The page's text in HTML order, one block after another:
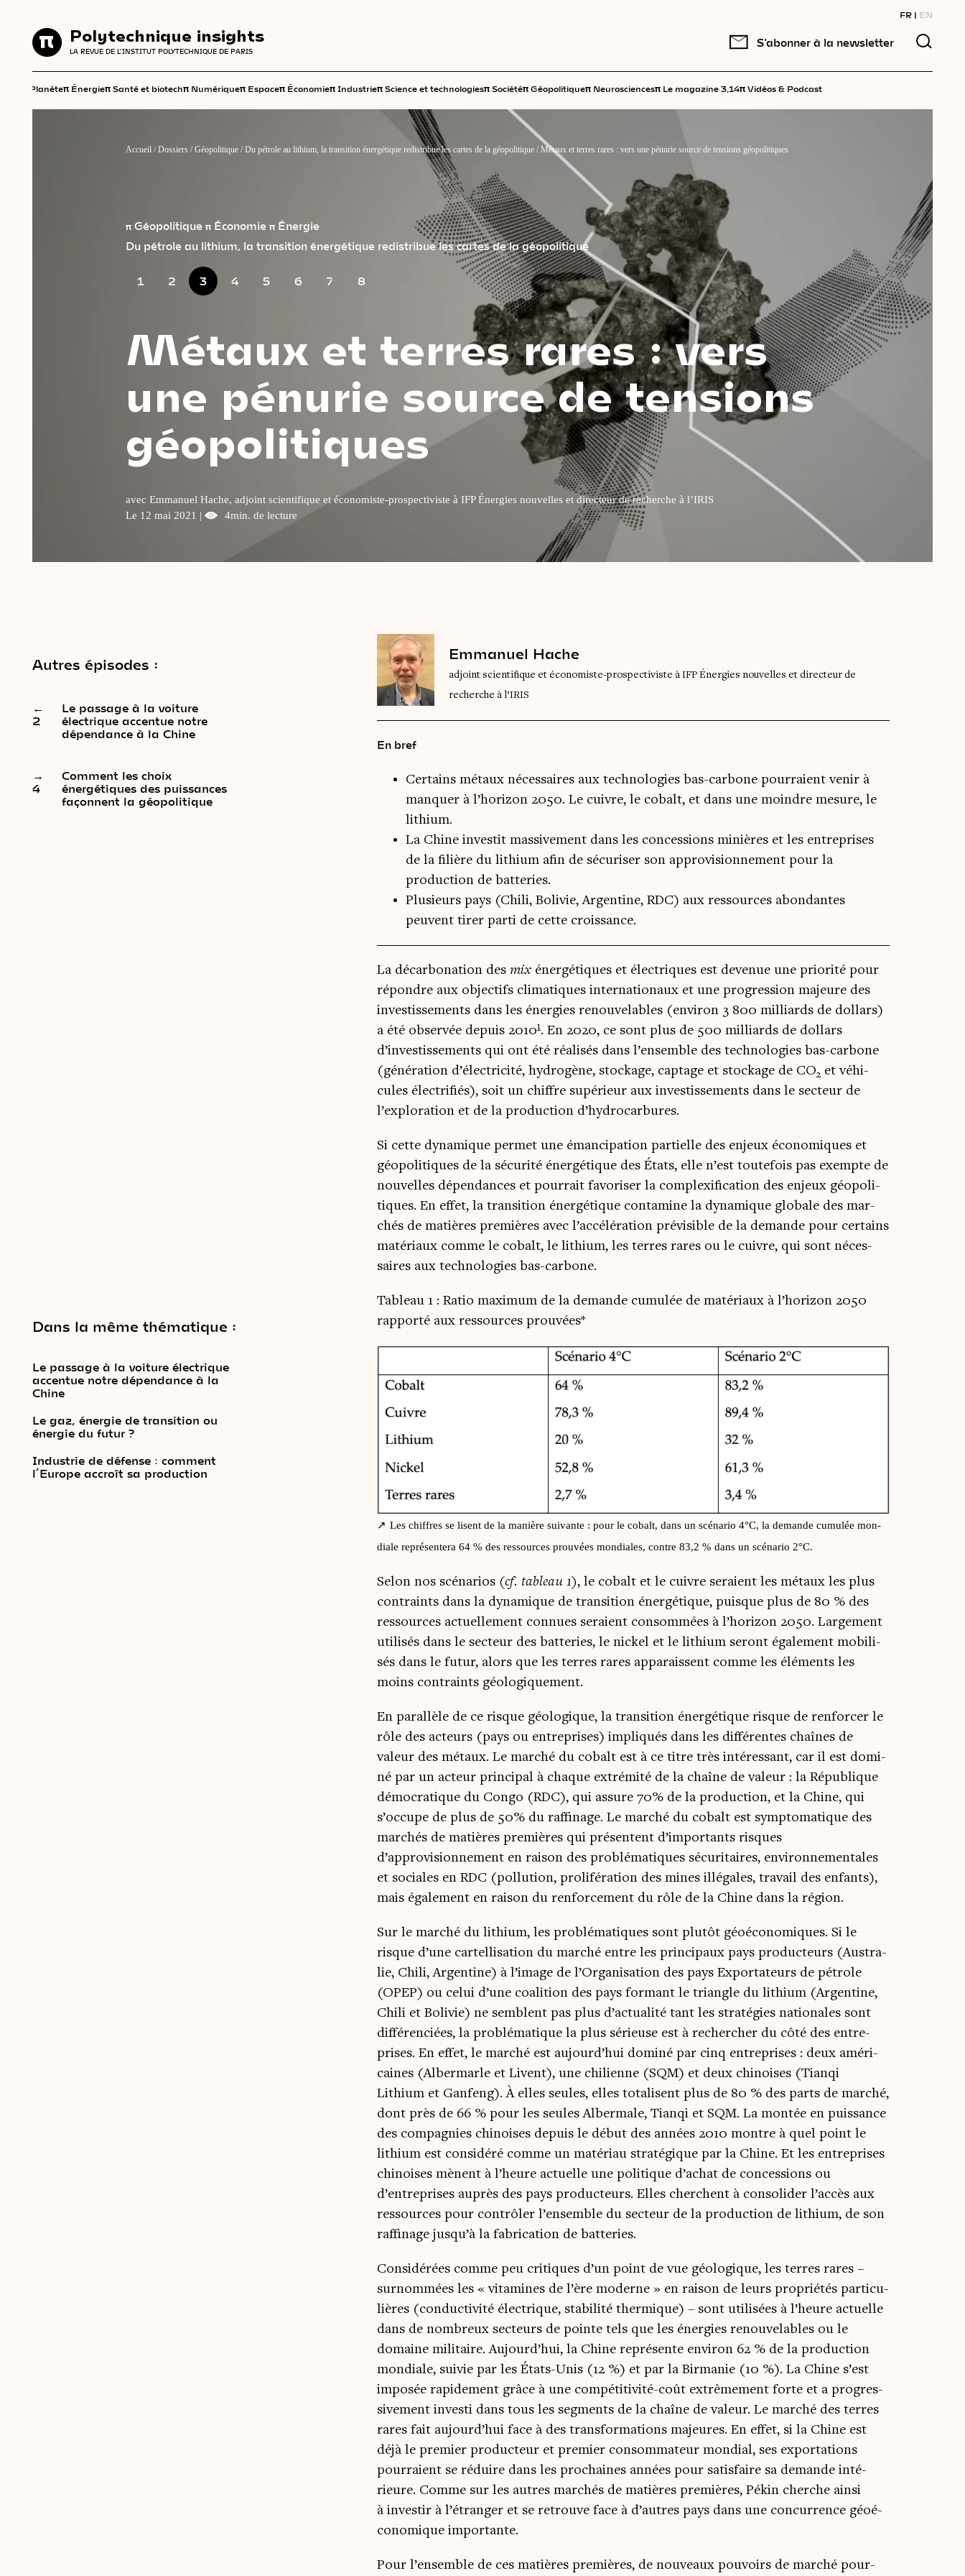
FR EN
Polytechnique insights
LA REVUE DE L'INSTITUT POLYTECHNIQUE DE PARIS
S'abonner à la newsletter
Planèteπ Énergieπ Santé et biotechπ Numériqueπ Espaceπ Économieπ Industrieπ Science et technologiesπ Sociétéπ Géopolitiqueπ Neurosciencesπ Le magazine 3,14π Vidéos & Podcast
Polytechnique insights
LA REVUE DE L'INSTITUT POLYTECHNIQUE DE PARIS
Accueil /Dossiers /Géopolitique /Du pétrole au lithium, la transition énergétique redistribue les cartes de la géopolitique / Métaux et terres rares : vers une pénurie source de tensions géopolitiques
π Géopolitique π Économie π Énergie
Du pétrole au lithium, la transition énergétique redistribue les cartes de la géopolitique
1 2 3 4 5 6 7 8
Métaux et terres rares : vers
une pénurie source de tensions
géopolitiques
avec Emmanuel Hache, adjoint scientifique et économiste-prospectiviste à IFP Énergies nouvelles et directeur de recherche à l’IRIS
Le 12 mai 2021 |
4min. de lecture
Autres épisodes :
←
2
Le passage à la voiture
électrique accentue notre
dépendance à la Chine
→
4
Comment les choix
énergétiques des puissances
façonnent la géopolitique
Dans la même thématique :
Le passage à la voiture électrique
accentue notre dépendance à la
Chine
Le gaz, énergie de transition ou
énergie du futur ?
Industrie de défense : comment
l’Europe accroît sa production
Emmanuel Hache
adjoint scientifique et économiste-prospectiviste à IFP Énergies nouvelles et directeur de
recherche à l’IRIS
En bref
Certains métaux nécessaires aux technologies bas-carbone pourraient venir à
manquer à l’horizon 2050. Le cuivre, le cobalt, et dans une moindre mesure, le
lithium.
La Chine investit massivement dans les concessions minières et les entreprises
de la filière du lithium afin de sécuriser son approvisionnement pour la
production de batteries.
Plusieurs pays (Chili, Bolivie, Argentine, RDC) aux ressources abondantes
peuvent tirer parti de cette croissance.
La décar­bo­na­tion des mix éner­gé­tiques et élec­triques est deve­nue une prio­ri­té pour
répondre aux objec­tifs cli­ma­tiques inter­na­tio­naux et une pro­gres­sion majeure des
inves­tis­se­ments dans les éner­gies renou­ve­lables (envi­ron 3 800 mil­liards de dol­lars)
a été obser­vée depuis 20101. En 2020, ce sont plus de 500 mil­liards de dol­lars
d’investissements qui ont été réa­li­sés dans l’ensemble des tech­no­lo­gies bas-car­bone
(géné­ra­tion d’électricité, hydro­gène, sto­ckage, cap­tage et sto­ckage de CO2 et véhi­
cules élec­tri­fiés), soit un chiffre supé­rieur aux inves­tis­se­ments dans le sec­teur de
l’exploration et de la pro­duc­tion d’hydrocarbures.
Si cette dyna­mique per­met une éman­ci­pa­tion par­tielle des enjeux éco­no­miques et
géo­po­li­tiques de la sécu­ri­té éner­gé­tique des États, elle n’est tou­te­fois pas exempte de
nou­velles dépen­dances et pour­rait favo­ri­ser la com­plexi­fi­ca­tion des enjeux géo­po­li­
tiques. En effet, la tran­si­tion éner­gé­tique conta­mine la dyna­mique glo­bale des mar­
chés de matières pre­mières avec l’accélération pré­vi­sible de la demande pour cer­tains
maté­riaux comme le cobalt, le lithium, les terres rares ou le cuivre, qui sont néces­
saires aux tech­no­lo­gies bas-carbone.
Tableau 1 : Ratio maxi­mum de la demande cumu­lée de maté­riaux à l’horizon 2050
rap­por­té aux res­sources prouvées*
Les chiffres se lisent de la manière sui­vante : pour le cobalt, dans un scé­na­rio 4°C, la demande cumu­lée mon­
diale repré­sen­te­ra 64 % des res­sources prou­vées mon­diales, contre 83,2 % dans un scé­na­rio 2°C.
Selon nos scé­na­rios (cf. tableau 1), le cobalt et le cuivre seraient les métaux les plus
contraints dans la dyna­mique de tran­si­tion éner­gé­tique, puisque plus de 80 % des
res­sources actuel­le­ment connues seraient consom­mées à l’horizon 2050. Lar­ge­ment
uti­li­sés dans le sec­teur des bat­te­ries, le nickel et le lithium seront éga­le­ment mobi­li­
sés dans le futur, alors que les terres rares appa­raissent comme les élé­ments les
moins contraints géologiquement.
En paral­lèle de ce risque géo­lo­gique, la tran­si­tion éner­gé­tique risque de ren­for­cer le
rôle des acteurs (pays ou entre­prises) impli­qués dans les dif­fé­rentes chaînes de
valeur des métaux. Le mar­ché du cobalt est à ce titre très inté­res­sant, car il est domi­
né par un acteur prin­ci­pal à chaque extré­mi­té de la chaîne de valeur : la Répu­blique
démo­cra­tique du Congo (RDC), qui assure 70% de la pro­duc­tion, et la Chine, qui
s’occupe de plus de 50% du raf­fi­nage. Le mar­ché du cobalt est symp­to­ma­tique des
mar­chés de matières pre­mières qui pré­sentent d’importants risques
d’approvisionnement en rai­son des pro­blé­ma­tiques sécu­ri­taires, envi­ron­ne­men­tales
et sociales en RDC (pol­lu­tion, pro­li­fé­ra­tion des mines illé­gales, tra­vail des enfants),
mais éga­le­ment en rai­son du ren­for­ce­ment du rôle de la Chine dans la région.
Sur le mar­ché du lithium, les pro­blé­ma­tiques sont plu­tôt géoé­co­no­miques. Si le
risque d’une car­tel­li­sa­tion du mar­ché entre les prin­ci­paux pays pro­duc­teurs (Aus­tra­
lie, Chi­li, Argen­tine) à l’image de l’Organisation des pays Expor­ta­teurs de pétrole
(OPEP) ou celui d’une coa­li­tion des pays for­mant le tri­angle du lithium (Argen­tine,
Chi­li et Boli­vie) ne semblent pas plus d’actualité tant les stra­té­gies natio­nales sont
dif­fé­ren­ciées, la pro­blé­ma­tique la plus sérieuse est à recher­cher du côté des entre­
prises. En effet, le mar­ché est aujourd’hui domi­né par cinq entre­prises : deux amé­ri­
caines (Alber­marle et Livent), une chi­lienne (SQM) et deux chi­noises (Tian­qi
Lithium et Gan­feng). À elles seules, elles tota­lisent plus de 80 % des parts de mar­ché,
dont près de 66 % pour les seules Alber­male, Tian­qi et SQM. La mon­tée en puis­sance
des com­pa­gnies chi­noises depuis le début des années 2010 montre à quel point le
lithium est consi­dé­ré comme un maté­riau stra­té­gique par la Chine. Et les entre­prises
chi­noises mènent à l’heure actuelle une poli­tique d’achat de conces­sions ou
d’entreprises auprès des pays pro­duc­teurs. Elles cherchent à conso­li­der l’accès aux
res­sources pour contrô­ler l’ensemble du sec­teur de la pro­duc­tion de lithium, de son
raf­fi­nage jusqu’à la fabri­ca­tion de batteries.
Consi­dé­rées comme peu cri­tiques d’un point de vue géo­lo­gique, les terres rares –
sur­nom­mées les « vita­mines de l’ère moderne » en rai­son de leurs pro­prié­tés par­ti­cu­
lières (conduc­ti­vi­té élec­trique, sta­bi­li­té ther­mique) – sont uti­li­sées à l’heure actuelle
dans de nom­breux sec­teurs de pointe tels que les éner­gies renou­ve­lables ou le
domaine mili­taire. Aujourd’hui, la Chine repré­sente envi­ron 62 % de la pro­duc­tion
mon­diale, sui­vie par les États-Unis (12 %) et par la Bir­ma­nie (10 %). La Chine s’est
impo­sée rapi­de­ment grâce à une com­pé­ti­ti­vi­té-coût extrê­me­ment forte et a pro­gres­
si­ve­ment inves­ti dans tous les seg­ments de la chaîne de valeur. Le mar­ché des terres
rares fait aujourd’hui face à des trans­for­ma­tions majeures. En effet, si la Chine est
déjà le pre­mier pro­duc­teur et pre­mier consom­ma­teur mon­dial, ses expor­ta­tions
pour­raient se réduire dans les pro­chaines années pour satis­faire sa demande inté­
rieure. Comme sur les autres mar­chés de matières pre­mières, Pékin cherche ain­si
à inves­tir à l’étranger et se retrouve face à d’autres pays dans une concur­rence géoé­
co­no­mique importante.
Pour l’ensemble de ces matières pre­mières, de nou­veaux pou­voirs de mar­ché pour­